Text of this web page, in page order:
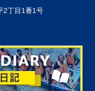
2丁目1番1号